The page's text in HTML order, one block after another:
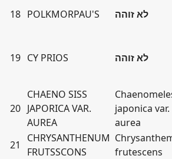
18 POLKMORPAU'S לא זוהה
19 CY PRIOS לא זוהה
20
CHAENO SISS
JAPORICA VAR.
AUREA
japonica var.
aurea
21
CHRYSANTHENUM
FRUTSSCONS
frutescens